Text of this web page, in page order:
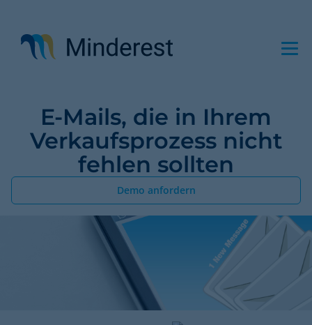
Inhalt
E-Mails, die in Ihrem
Verkaufsprozess nicht
fehlen sollten
Demo anfordern